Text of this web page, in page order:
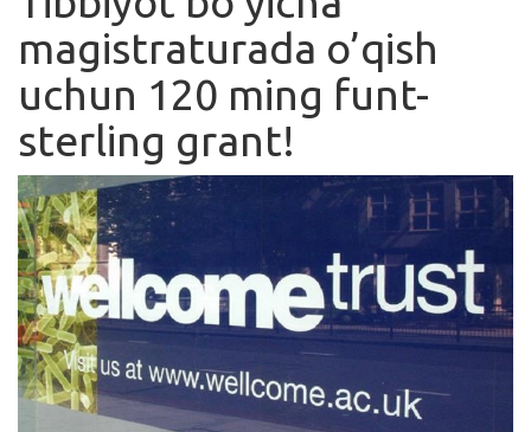
Ishlar
Kurslar
Blog
Yana
Qidirish
Kirish
magistraturada o’qish
uchun 120 ming funt-
sterling grant!